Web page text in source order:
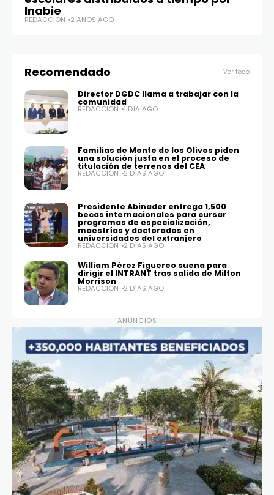
Inabie
REDACCIÓN 2 AÑOS AGO
Recomendado Ver todo
Director DGDC llama a trabajar con la
comunidad
REDACCIÓN 1 DÍA AGO
Familias de Monte de los Olivos piden
una solución justa en el proceso de
titulación de terrenos del CEA
REDACCIÓN 2 DÍAS AGO
Presidente Abinader entrega 1,500
becas internacionales para cursar
programas de especialización,
maestrías y doctorados en
universidades del extranjero
REDACCIÓN 2 DÍAS AGO
William Pérez Figuereo suena para
dirigir el INTRANT tras salida de Milton
Morrison
REDACCIÓN 2 DÍAS AGO
ANUNCIOS